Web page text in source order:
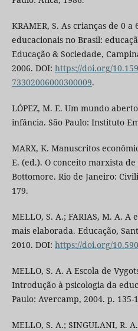
KRAMER, S. As crianças de 0 a
educacionais no Brasil:
Educação & Sociedade,
2006. DOI: https://doi.org/
73302006000300009.
LÓPEZ, M. E. Um mundo
infância. São Paulo: Instituto
MARX, K. Manuscritos
E. (ed.). O conceito marxista
Bottomore. Rio de Janeiro:
179.
MELLO, S. A.; FARIAS, M. A.
mais elaborada. Educação,
2010. DOI: https://doi.org/
MELLO, S. A. A Escola de
Introdução à psicologia da
Paulo: Avercamp, 2004. p. 135-
MELLO, S. A.; SINGULANI, R.